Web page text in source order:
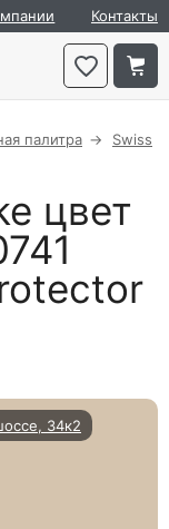
Контакты
палитра
Swiss
цвет
34к2